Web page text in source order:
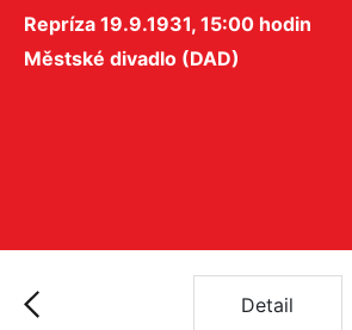
Repríza 19.9.1931, 15:00 hodin
Městské divadlo (DAD)
Detail